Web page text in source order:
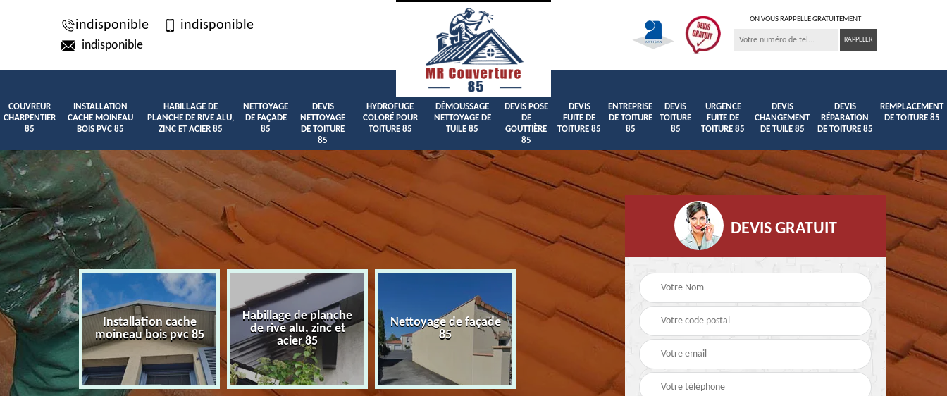
indisponible indisponible
indisponible
ON VOUS RAPPELLE GRATUITEMENT
COUVREUR
CHARPENTIER
85
INSTALLATION
CACHE MOINEAU
BOIS PVC 85
HABILLAGE DE
PLANCHE DE RIVE ALU,
ZINC ET ACIER 85
NETTOYAGE
DE FAÇADE
85
DEVIS
NETTOYAGE
DE TOITURE
85
HYDROFUGE
COLORÉ POUR
TOITURE 85
DÉMOUSSAGE
NETTOYAGE DE
TUILE 85
DEVIS POSE
DE
GOUTTIÈRE
85
DEVIS
FUITE DE
TOITURE 85
ENTREPRISE
DE TOITURE
85
DEVIS
TOITURE
85
URGENCE
FUITE DE
TOITURE 85
DEVIS
CHANGEMENT
DE TUILE 85
DEVIS
RÉPARATION
DE TOITURE 85
REMPLACEMENT
DE TOITURE 85
Installation cache
moineau bois pvc 85
Habillage de planche
de rive alu, zinc et
acier 85
Nettoyage de façade
85
Devis nettoyage de
toiture 85
Hydrofuge coloré pour
toiture 85
Démoussage
nettoyage de tuile 85
DEVIS GRATUIT